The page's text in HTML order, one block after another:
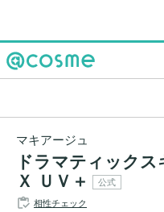
マキアージュ
ドラマティック
Ｘ ＵＶ＋
公式
相性チェック